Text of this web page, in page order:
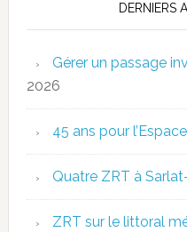
DERNIERS
Gérer un passage
2026
45 ans pour
Quatre ZRT à
ZRT sur le littoral